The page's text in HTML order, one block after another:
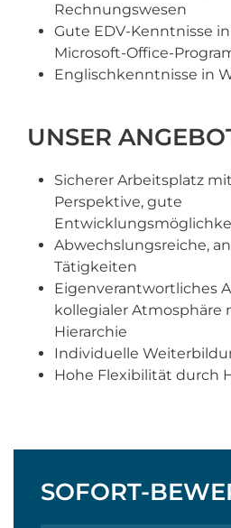
Rechnungswesen
Gute EDV-Kenntnisse
Microsoft-Office-
Englischkenntnisse in
UNSER
Sicherer Arbeitsplatz
Perspektive, gute
Abwechslungsreiche,
Tätigkeiten
Eigenverantwortliches
kollegialer Atmosphäre
Hierarchie
Individuelle
Hohe Flexibilität durch
SOFORT-